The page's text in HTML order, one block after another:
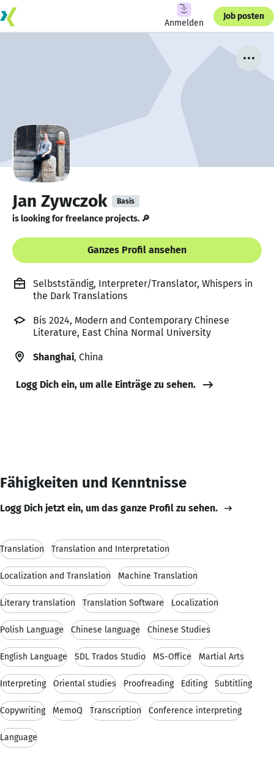
Anmelden
Job posten
Jan Zywczok Basis
is looking for freelance projects. 🔎
Ganzes Profil ansehen
Selbstständig, Interpreter/Translator, Whispers in
the Dark Translations
Bis 2024, Modern and Contemporary Chinese
Literature, East China Normal University
Shanghai, China
Logg Dich ein, um alle Einträge zu sehen.
Fähigkeiten und Kenntnisse
Logg Dich jetzt ein, um das ganze Profil zu sehen.
Translation Translation and Interpretation
Localization and Translation Machine Translation
Literary translation Translation Software Localization
Polish Language Chinese language Chinese Studies
English Language SDL Trados Studio MS-Office Martial Arts
Interpreting Oriental studies Proofreading Editing Subtitling
Copywriting MemoQ Transcription Conference interpreting
Language